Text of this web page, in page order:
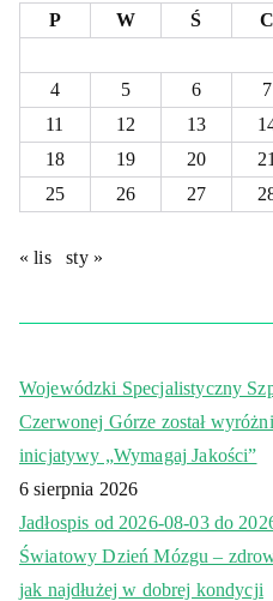
P
W Ś C
4
5 6 7
11
12 13
18
19 20 21
25
26 27
« lis sty »
Wojewódzki Specjalistyczny
Czerwonej Górze został
inicjatywy „Wymagaj Jakości”
6 sierpnia 2026
Jadłospis od 2026-08-03 do
Światowy Dzień Mózgu –
jak najdłużej w dobrej kondycji